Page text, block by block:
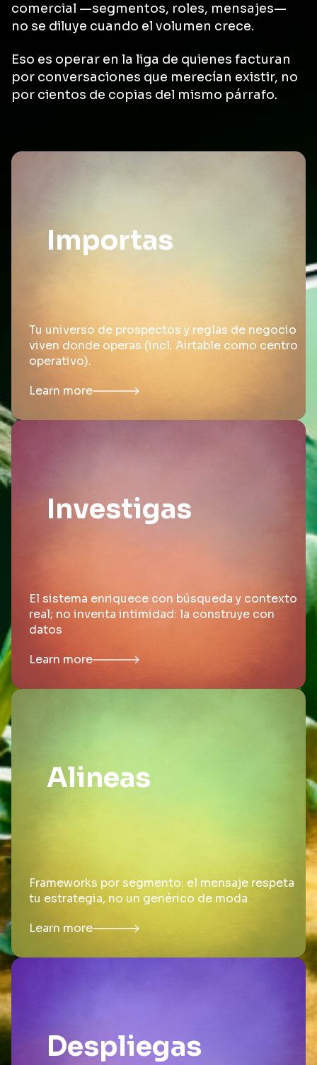
comercial —segmentos, roles, mensajes—
no se diluye cuando el volumen crece.
Eso es operar en la liga de quienes facturan
por conversaciones que merecían existir, no
por cientos de copias del mismo párrafo.
Importas
Tu universo de prospectos y reglas de negocio
viven donde operas (incl. Airtable como centro
operativo).
Learn more
Investigas
El sistema enriquece con búsqueda y contexto
real; no inventa intimidad: la construye con
datos
Learn more
Alineas
Frameworks por segmento: el mensaje respeta
tu estrategia, no un genérico de moda
Learn more
Despliegas